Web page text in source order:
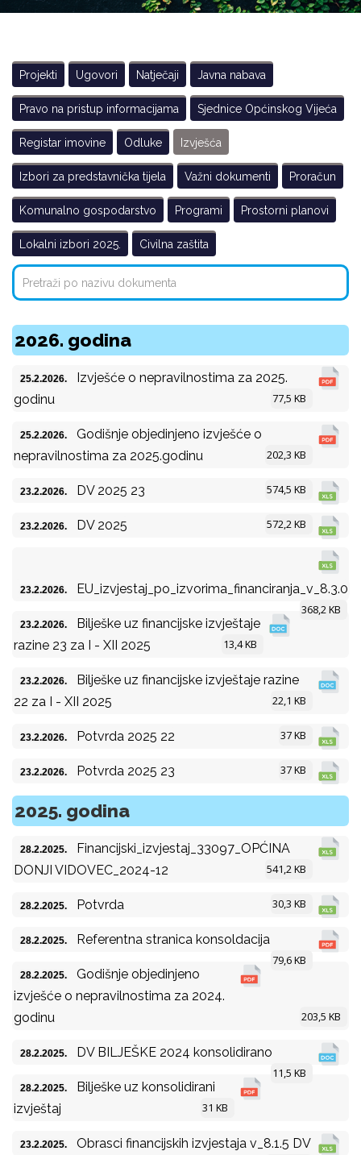
Projekti Ugovori Natječaji Javna nabava
Pravo na pristup informacijama Sjednice Općinskog Vijeća
Registar imovine Odluke Izvješća
Izbori za predstavnička tijela Važni dokumenti Proračun
Komunalno gospodarstvo Programi Prostorni planovi
Lokalni izbori 2025. Civilna zaštita
2026. godina
25.2.2026.
Izvješće o nepravilnostima za 2025.
godinu
77,5 KB
25.2.2026.
Godišnje objedinjeno izvješće o
nepravilnostima za 2025.godinu
202,3 KB
23.2.2026. DV 2025 23 574,5 KB
23.2.2026. DV 2025 572,2 KB
23.2.2026. EU_izvjestaj_po_izvorima_financiranja_v_8.3.0
368,2 KB
23.2.2026.
Bilješke uz financijske izvještaje
razine 23 za I - XII 2025
13,4 KB
23.2.2026.
Bilješke uz financijske izvještaje razine
22 za I - XII 2025
22,1 KB
23.2.2026. Potvrda 2025 22 37 KB
23.2.2026. Potvrda 2025 23 37 KB
2025. godina
28.2.2025.
Financijski_izvjestaj_33097_OPĆINA
DONJI VIDOVEC_2024-12
541,2 KB
28.2.2025. Potvrda 30,3 KB
28.2.2025. Referentna stranica konsoldacija
79,6 KB
28.2.2025.
Godišnje objedinjeno
izvješće o nepravilnostima za 2024.
godinu
203,5 KB
28.2.2025. DV BILJEŠKE 2024 konsolidirano
11,5 KB
28.2.2025.
Bilješke uz konsolidirani
izvještaj
31 KB
23.2.2025. Obrasci financijskih izvjestaja v_8.1.5 DV